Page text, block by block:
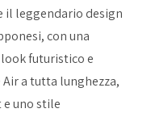
il leggendario design
con una
futuristico e
a tutta lunghezza,
uno stile